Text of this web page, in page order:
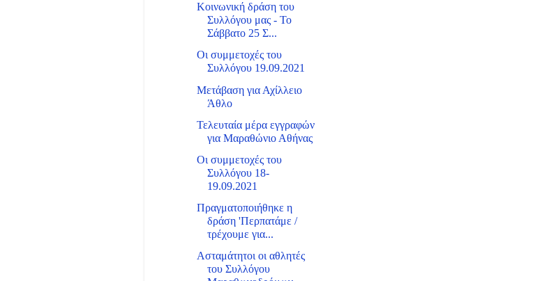
Κοινωνική δράση του
Συλλόγου μας - Το
Σάββατο 25 Σ...
Οι συμμετοχές του
Συλλόγου 19.09.2021
Μετάβαση για Αχίλλειο
Άθλο
Τελευταία μέρα εγγραφών
για Μαραθώνιο Αθήνας
Οι συμμετοχές του
Συλλόγου 18-
19.09.2021
Πραγματοποιήθηκε η
δράση 'Περπατάμε /
τρέχουμε για...
Ασταμάτητοι οι αθλητές
του Συλλόγου